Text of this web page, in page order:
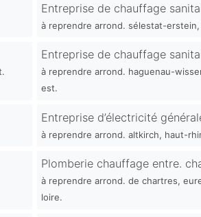
Entreprise de chauffage
à reprendre arrond. sélestat-
Entreprise de chauffage
à reprendre arrond. haguenau-
est.
Entreprise d’électricité
à reprendre arrond. altkirch, haut-
Plomberie chauffage entre.
à reprendre arrond. de chartres,
loire.